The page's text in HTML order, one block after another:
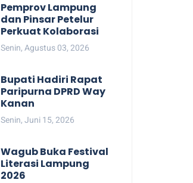
Pemprov Lampung
dan Pinsar Petelur
Perkuat Kolaborasi
Senin, Agustus 03, 2026
Bupati Hadiri Rapat
Paripurna DPRD Way
Kanan
Senin, Juni 15, 2026
Wagub Buka Festival
Literasi Lampung
2026